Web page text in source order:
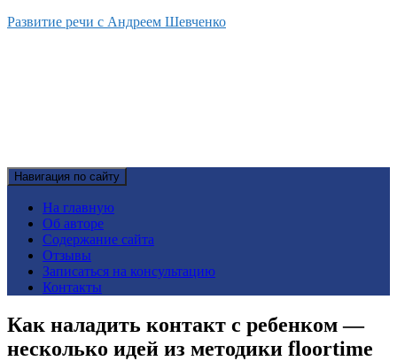
Развитие речи с Андреем Шевченко
Навигация по сайту
На главную
Об авторе
Содержание сайта
Отзывы
Записаться на консультацию
Контакты
Как наладить контакт с ребенком —
несколько идей из методики floоrtime